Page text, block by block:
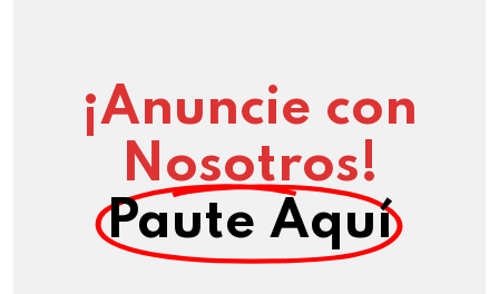
¡Anuncie con
Nosotros!
Paute Aquí